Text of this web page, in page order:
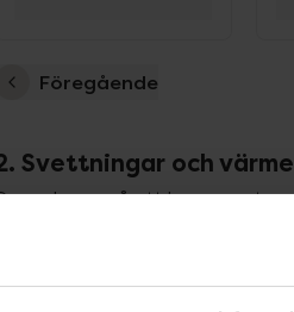
Föregående
Svettningar och
beror på att kroppens
under
som förflyttar sig uppåt
följs av svettningar